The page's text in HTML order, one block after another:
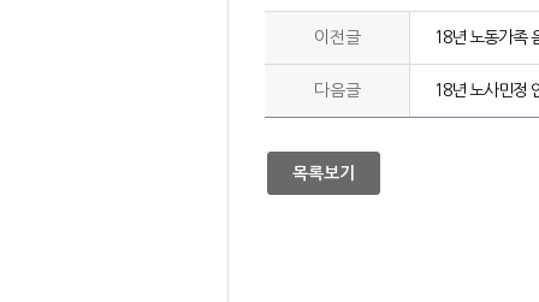
이전글 18년 노동가족
다음글 18년 노사민정
목록보기